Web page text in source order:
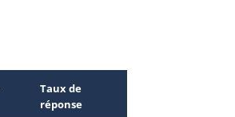
Taux de
réponse